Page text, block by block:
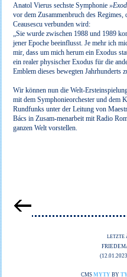
Anatol Vierus sechste Symphonie
vor dem Zusammenbruch des
Ceausescu verbunden wird:
„Sie wurde zwischen 1988 und 1989
jener Epoche beeinflusst. Je mehr ich
mir, dass um mich herum ein Exodus
ein realer physischer Exodus für die
Emblem dieses bewegten Jahrhunderts
Wir können nun die Welt-
mit dem Symphonieorchester und dem
Rundfunks unter der Leitung von
Bács in Zusam-menarbeit mit Radio
ganzen Welt vorstellen.
LETZTE
CMS MYTY BY